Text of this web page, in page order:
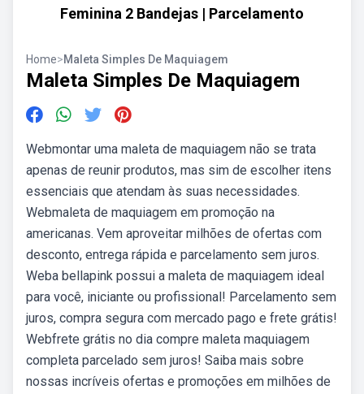
Feminina 2 Bandejas | Parcelamento
Home>Maleta Simples De Maquiagem
Maleta Simples De Maquiagem
Webmontar uma maleta de maquiagem não se trata
apenas de reunir produtos, mas sim de escolher itens
essenciais que atendam às suas necessidades.
Webmaleta de maquiagem em promoção na
americanas. Vem aproveitar milhões de ofertas com
desconto, entrega rápida e parcelamento sem juros.
Weba bellapink possui a maleta de maquiagem ideal
para você, iniciante ou profissional! Parcelamento sem
juros, compra segura com mercado pago e frete grátis!
Webfrete grátis no dia compre maleta maquiagem
completa parcelado sem juros! Saiba mais sobre
nossas incríveis ofertas e promoções em milhões de